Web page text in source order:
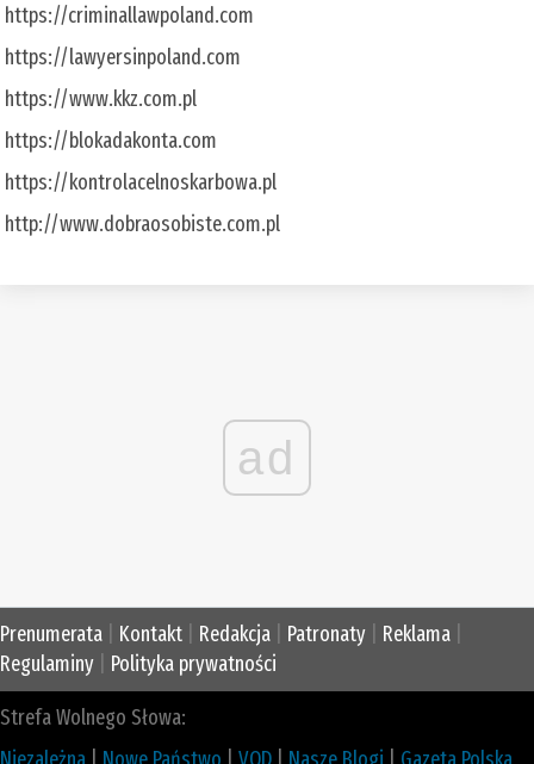
https://criminallawpoland.com
https://lawyersinpoland.com
https://www.kkz.com.pl
https://blokadakonta.com
https://kontrolacelnoskarbowa.pl
http://www.dobraosobiste.com.pl
ad
Prenumerata Kontakt Redakcja Patronaty Reklama
Regulaminy
Polityka prywatności
Strefa Wolnego Słowa: